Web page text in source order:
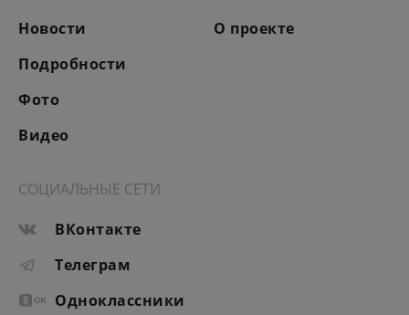
Новости
Подробности
Фото
Видео
О проекте
СОЦИАЛЬНЫЕ СЕТИ
ВКонтакте
Телеграм
Одноклассники